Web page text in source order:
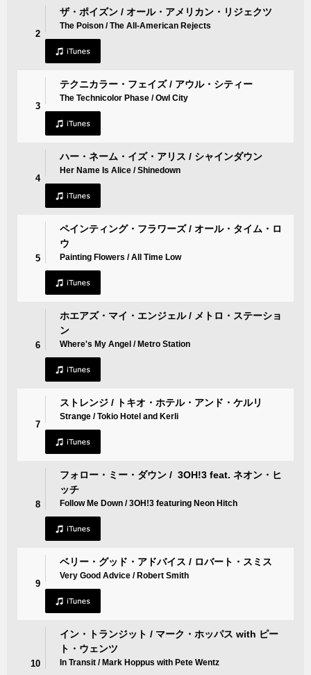
2
ザ・ポイズン / オール・アメリカン・リジェクツ
The Poison / The All-American Rejects
3
テクニカラー・フェイズ / アウル・シティー
The Technicolor Phase / Owl City
4
ハー・ネーム・イズ・アリス / シャインダウン
Her Name Is Alice / Shinedown
5
ペインティング・フラワーズ / オール・タイム・ロ
ウ
Painting Flowers / All Time Low
6
ホエアズ・マイ・エンジェル / メトロ・ステーショ
ン
Where's My Angel / Metro Station
7
ストレンジ / トキオ・ホテル・アンド・ケルリ
Strange / Tokio Hotel and Kerli
8
フォロー・ミー・ダウン / 3OH!3 feat. ネオン・ヒ
ッチ
Follow Me Down / 3OH!3 featuring Neon Hitch
9
ベリー・グッド・アドバイス / ロバート・スミス
Very Good Advice / Robert Smith
10
イン・トランジット / マーク・ホッパス with ピー
ト・ウェンツ
In Transit / Mark Hoppus with Pete Wentz